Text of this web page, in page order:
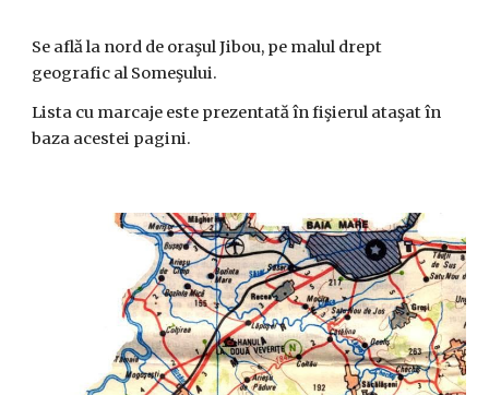
Se află la nord de oraşul Jibou, pe malul drept
geografic al Someşului.
Lista cu marcaje este prezentată în fişierul ataşat în
baza acestei pagini.